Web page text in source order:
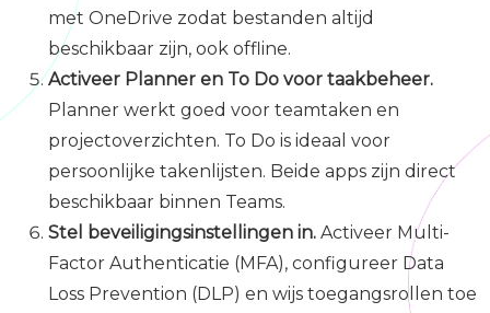
met OneDrive zodat bestanden altijd
beschikbaar zijn, ook offline.
Activeer Planner en To Do voor taakbeheer.
Planner werkt goed voor teamtaken en
projectoverzichten. To Do is ideaal voor
persoonlijke takenlijsten. Beide apps zijn direct
beschikbaar binnen Teams.
Stel beveiligingsinstellingen in. Activeer Multi-
Factor Authenticatie (MFA), configureer Data
Loss Prevention (DLP) en wijs toegangsrollen toe